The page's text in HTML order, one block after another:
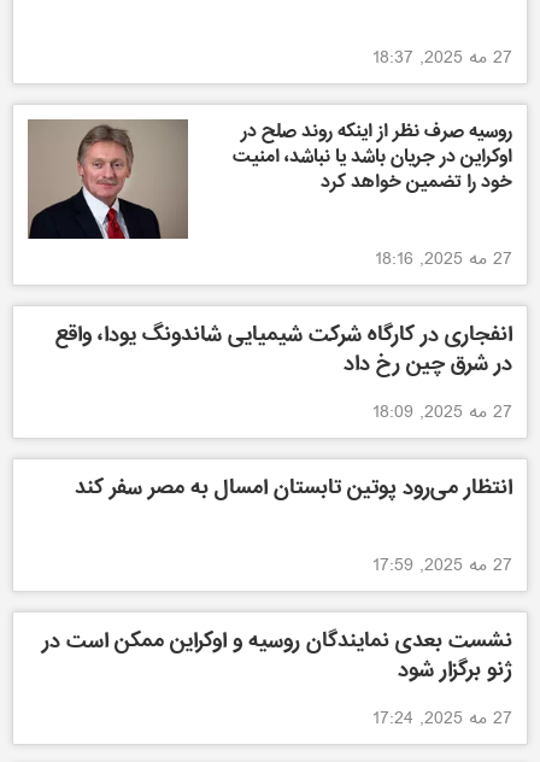
27 مه 2025, 18:37
روسیه صرف نظر از اینکه روند صلح در
اوکراین در جریان باشد یا نباشد، امنیت
خود را تضمین خواهد کرد
27 مه 2025, 18:16
انفجاری در کارگاه شرکت شیمیایی شاندونگ یودا، واقع
در شرق چین رخ داد
27 مه 2025, 18:09
انتظار می‌رود پوتین تابستان امسال به مصر سفر کند
27 مه 2025, 17:59
نشست بعدی نمایندگان روسیه و اوکراین ممکن است در
ژنو برگزار شود
27 مه 2025, 17:24